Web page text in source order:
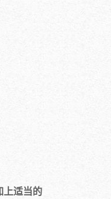
上适当的